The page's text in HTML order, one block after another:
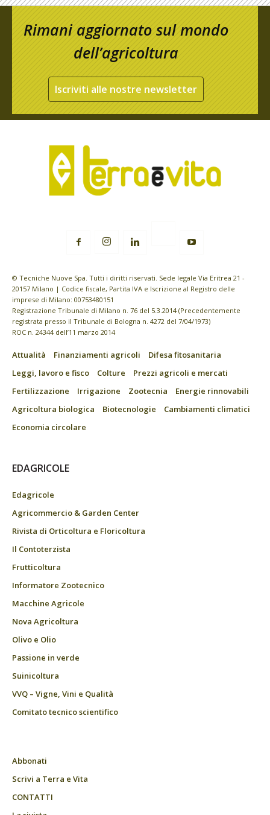
Rimani aggiornato sul mondo
dell’agricoltura
Iscriviti alle nostre newsletter
© Tecniche Nuove Spa. Tutti i diritti riservati. Sede legale Via Eritrea 21 -
20157 Milano | Codice fiscale, Partita IVA e Iscrizione al Registro delle
imprese di Milano: 00753480151
Registrazione Tribunale di Milano n. 76 del 5.3.2014 (Precedentemente
registrata presso il Tribunale di Bologna n. 4272 del 7/04/1973)
ROC n. 24344 dell’11 marzo 2014
Attualità Finanziamenti agricoli
Difesa fitosanitaria
Leggi, lavoro e fisco
Colture
Prezzi agricoli e mercati
Fertilizzazione
Irrigazione Zootecnia
Energie rinnovabili
Agricoltura biologica
Biotecnologie
Cambiamenti climatici
Economia circolare
EDAGRICOLE
Edagricole
Agricommercio & Garden Center
Rivista di Orticoltura e Floricoltura
Il Contoterzista
Frutticoltura
Informatore Zootecnico
Macchine Agricole
Nova Agricoltura
Olivo e Olio
Passione in verde
Suinicoltura
VVQ – Vigne, Vini e Qualità
Comitato tecnico scientifico
Abbonati
Scrivi a Terra e Vita
CONTATTI